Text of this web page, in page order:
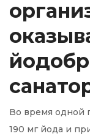
Во время одной
190 мг йода и